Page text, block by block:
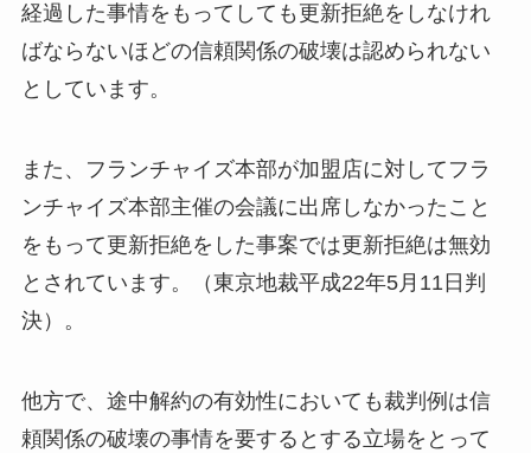
経過した事情をもってしても更新拒絶をしなけれ
ばならないほどの信頼関係の破壊は認められない
としています。
また、フランチャイズ本部が加盟店に対してフラ
ンチャイズ本部主催の会議に出席しなかったこと
をもって更新拒絶をした事案では更新拒絶は無効
とされています。（東京地裁平成22年5月11日判
決）。
他方で、途中解約の有効性においても裁判例は信
頼関係の破壊の事情を要するとする立場をとって